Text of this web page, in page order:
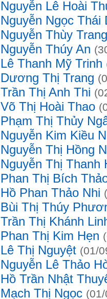
Nguyễn Lê Hoài
Nguyễn Ngọc Thái
Nguyễn Thùy Trang
Nguyễn Thúy An
Lê Thanh Mỹ Trinh
Dương Thị Trang
Trần Thị Anh Thi
Võ Thị Hoài Thao
Phạm Thị Thủy
Nguyễn Kim Kiều
Nguyễn Thị Hồng
Nguyễn Thị Thanh
Phan Thị Bích
Hồ Phan Thảo Nhi
Bùi Thị Thúy
Trần Thị Khánh
Phan Thị Kim Hẹn
Lê Thị Nguyệt (01/
Nguyễn Lê Thảo
Hồ Trần Nhật
Mạch Thị Ngọc